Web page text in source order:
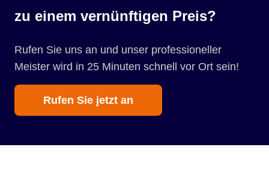
zu einem vernünftigen Preis?
Rufen Sie uns an und unser professioneller
Meister wird in 25 Minuten schnell vor Ort sein!
Rufen Sie jetzt an